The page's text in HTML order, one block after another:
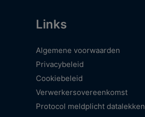
Links
Algemene voorwaarden
Privacybeleid
Cookiebeleid
Verwerkersovereenkomst
Protocol meldplicht datalekken